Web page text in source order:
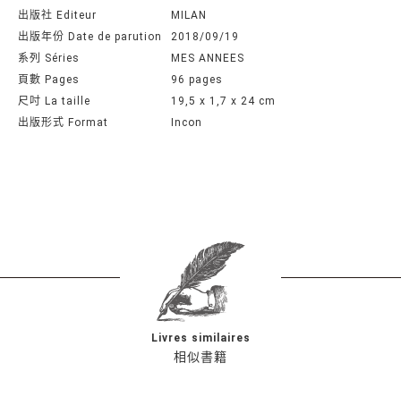
出版社 Editeur
MILAN
出版年份 Date de parution
2018/09/19
系列 Séries
MES ANNEES
頁數 Pages
96 pages
尺吋 La taille
19,5 x 1,7 x 24 cm
出版形式 Format
Incon
相似書籍
Livres similaires